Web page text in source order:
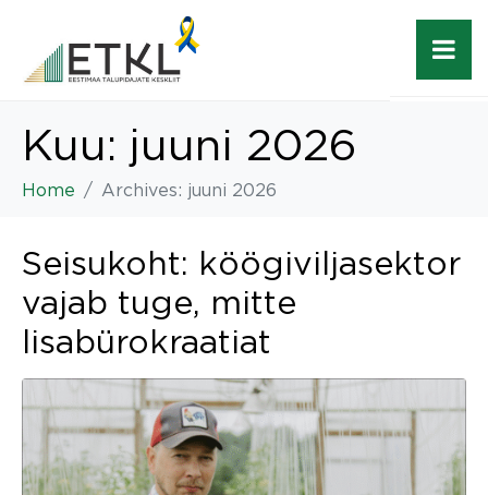
Kuu: juuni 2026
Home Archives: juuni 2026
Seisukoht: köögiviljasektor
vajab tuge, mitte
lisabürokraatiat